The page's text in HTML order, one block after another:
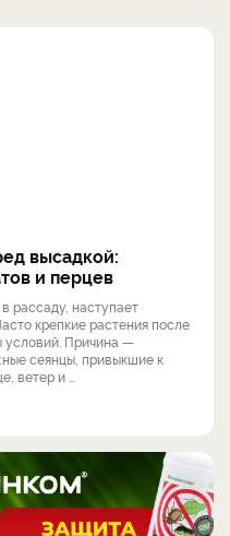
высадкой:
и перцев
рассаду, наступает
крепкие растения после
условий. Причина —
сеянцы, привыкшие к
ветер и ...